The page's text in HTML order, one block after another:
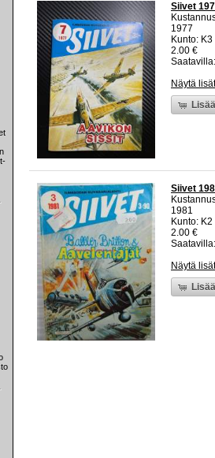
Siivet
1977
Kunto:
2.00 €
Näytä
Siivet
1981
Kunto:
2.00 €
Näytä